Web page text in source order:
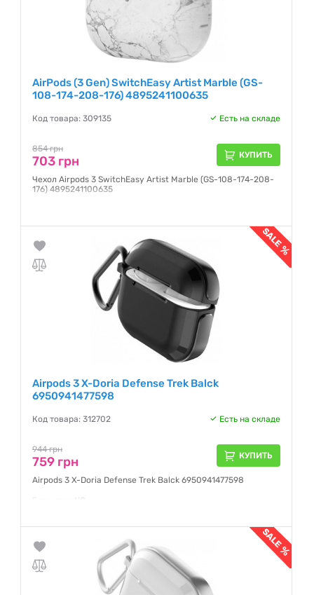
AirPods (3 Gen) SwitchEasy Artist Marble (GS-
108-174-208-176) 4895241100635
Код товара: 309135 Есть на складе
854 грн
703 грн КУПИТЬ
Чехол Airpods 3 SwitchEasy Artist Marble (GS-108-174-208-
176) 4895241100635
Airpods 3 X-Doria Defense Trek Balck
6950941477598
Код товара: 312702 Есть на складе
944 грн
759 грн КУПИТЬ
Airpods 3 X-Doria Defense Trek Balck 6950941477598